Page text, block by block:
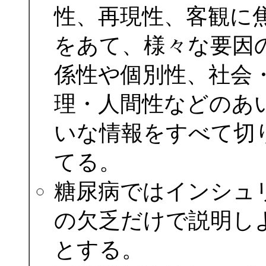
性、再現性、客観に
をあて、様々な要因
係性や個別性、社会
理・人間性などのあ
いな情報をすべて切
てる。
糖尿病ではインシュ
の欠乏だけで説明し
とする。